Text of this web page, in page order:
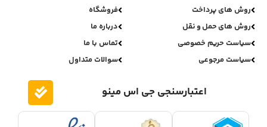
روش های پرداخت
روش های حمل و نقل
سیاست حریم خصوصی
سیاست مرجوعی
فروشگاه
درباره ما
تماس با ما
سوالات متداول
اعتبارسنجی جی اس مینو